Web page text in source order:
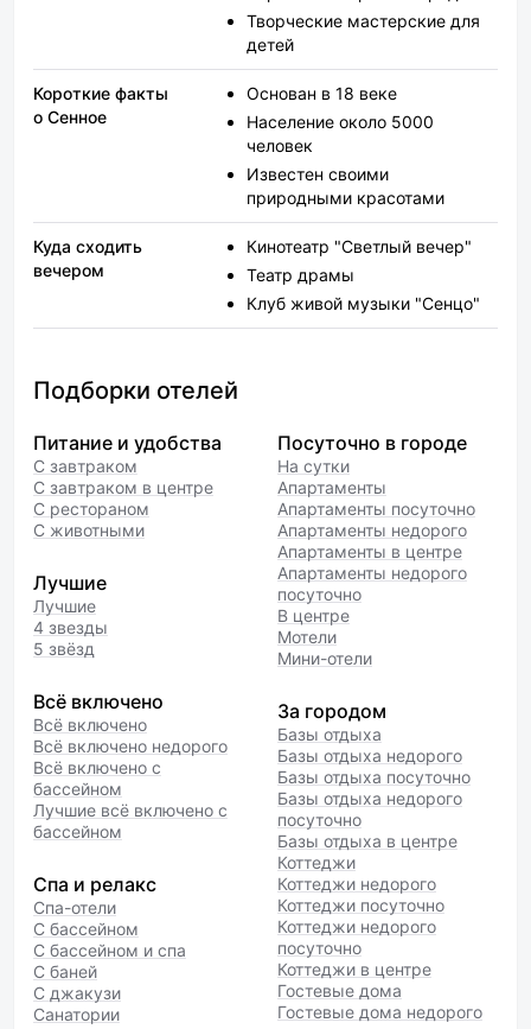
Творческие мастерские для
детей
Короткие факты
о Сенное
Основан в 18 веке
Население около 5000
человек
Известен своими
природными красотами
Куда сходить
вечером
Кинотеатр "Светлый вечер"
Театр драмы
Клуб живой музыки "Сенцо"
Подборки отелей
Питание и удобства
С завтраком
С завтраком в центре
С рестораном
С животными
Лучшие
Лучшие
4 звезды
5 звёзд
Всё включено
Всё включено
Всё включено недорого
Всё включено с
бассейном
Лучшие всё включено с
бассейном
Спа и релакс
Спа-отели
С бассейном
С бассейном и спа
С баней
С джакузи
Санатории
Посуточно в городе
На сутки
Апартаменты
Апартаменты посуточно
Апартаменты недорого
Апартаменты в центре
Апартаменты недорого
посуточно
В центре
Мотели
Мини-отели
За городом
Базы отдыха
Базы отдыха недорого
Базы отдыха посуточно
Базы отдыха недорого
посуточно
Базы отдыха в центре
Коттеджи
Коттеджи недорого
Коттеджи посуточно
Коттеджи недорого
посуточно
Коттеджи в центре
Гостевые дома
Гостевые дома недорого